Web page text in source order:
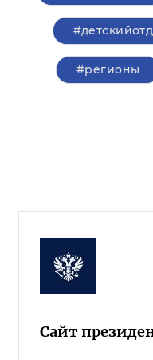
#регионы
Сайт